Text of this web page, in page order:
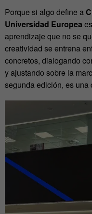
Porque si algo define a
Universidad Europea
aprendizaje que no se
creatividad se entrena
concretos, dialogando
y ajustando sobre la
segunda edición, es